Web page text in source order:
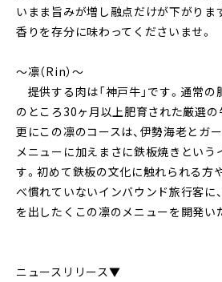
いまま旨みが増し融点だけが下がりま
香りを存分に味わってくださいませ。
～凛（Rin）～
提供する肉は「神戸牛」です。通常
のところ30ヶ月以上肥育された厳選の
更にこの凛のコースは、伊勢海老とガ
メニューに加えまさに鉄板焼きという
す。初めて鉄板の文化に触れられる方
べ慣れていないインバウンド旅行客に
を出したくこの凛のメニューを開発い
ニュースリリース▼